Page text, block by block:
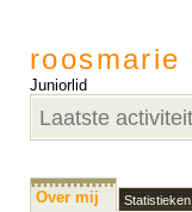
roosmarie
Juniorlid
Laatste
Over mij Statistieken